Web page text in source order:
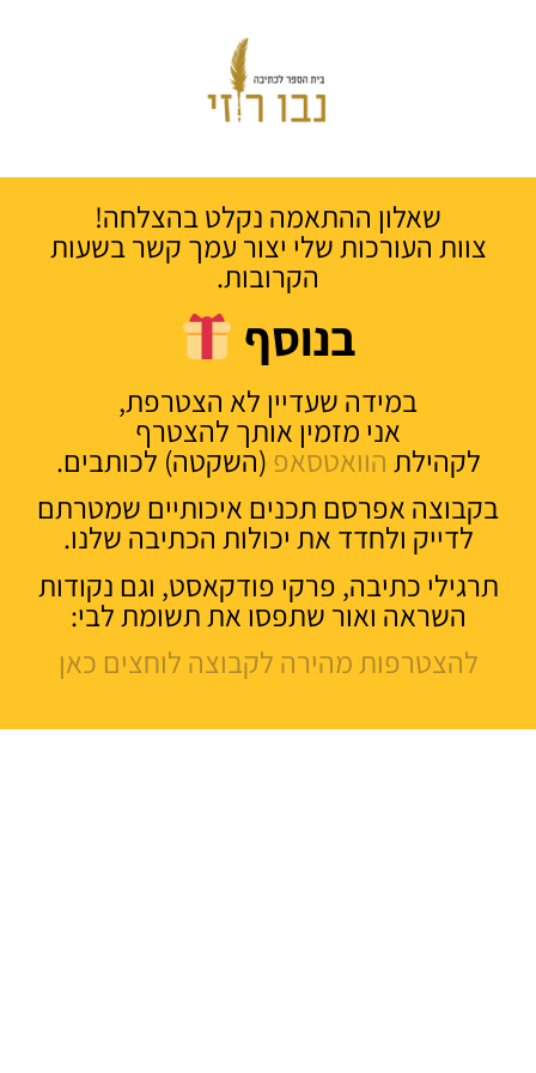
שאלון ההתאמה נקלט בהצלחה!
צוות העורכות שלי יצור עמך קשר בשעות
הקרובות.
בנוסף
במידה שעדיין לא הצטרפת,
אני מזמין אותך להצטרף
לקהילת הוואטסאפ (השקטה) לכותבים.
בקבוצה אפרסם תכנים איכותיים שמטרתם
לדייק ולחדד את יכולות הכתיבה שלנו.
תרגילי כתיבה, פרקי פודקאסט, וגם נקודות
השראה ואור שתפסו את תשומת לבי:
להצטרפות מהירה לקבוצה לוחצים כאן